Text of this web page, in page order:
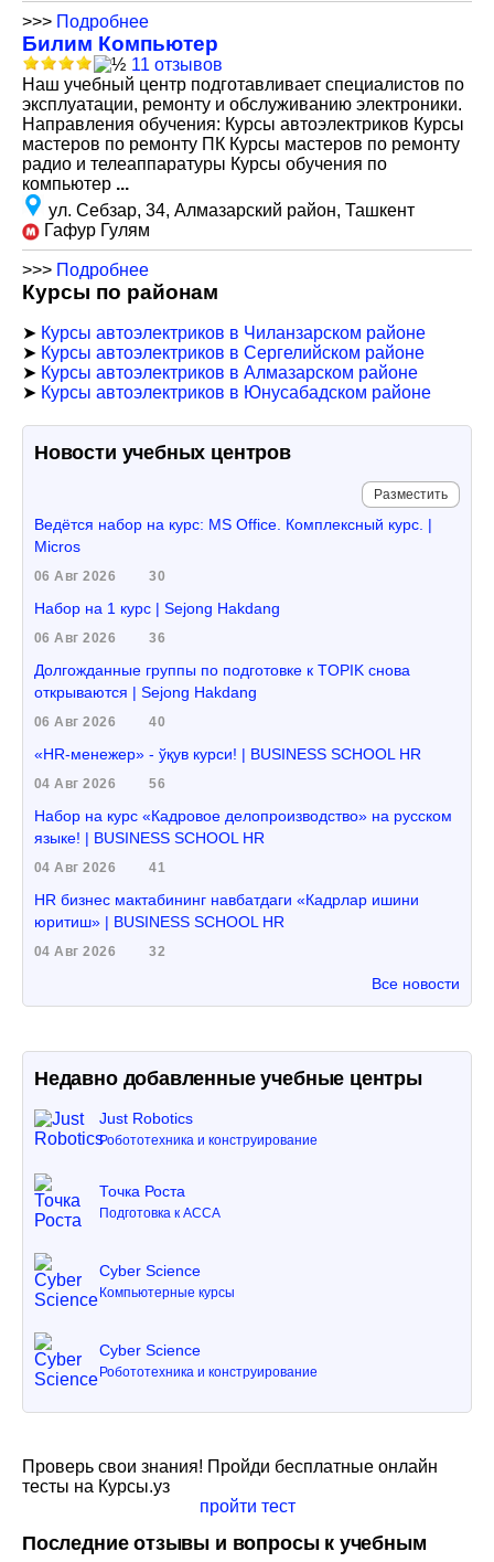
>>> Подробнее
Билим Компьютер
11 отзывов
Наш учебный центр подготавливает специалистов по
эксплуатации, ремонту и обслуживанию электроники.
Направления обучения: Курсы автоэлектриков Курсы
мастеров по ремонту ПК Курсы мастеров по ремонту
радио и телеаппаратуры Курсы обучения по
компьютер ...
ул. Себзар, 34, Алмазарский район, Ташкент
Гафур Гулям
>>> Подробнее
Курсы по районам
➤ Курсы автоэлектриков в Чиланзарском районе
➤ Курсы автоэлектриков в Сергелийском районе
➤ Курсы автоэлектриков в Алмазарском районе
➤ Курсы автоэлектриков в Юнусабадском районе
Новости учебных центров
Разместить
Ведётся набор на курс: MS Office. Комплексный курс. |
Micros
06 Авг 2026 30
Набор на 1 курс | Sejong Hakdang
06 Авг 2026 36
Долгожданные группы по подготовке к TOPIK снова
открываются | Sejong Hakdang
06 Авг 2026 40
«HR-менежер» - ўқув курси! | BUSINESS SCHOOL HR
04 Авг 2026 56
Набор на курс «Кадровое делопроизводство» на русском
языке! | BUSINESS SCHOOL HR
04 Авг 2026 41
HR бизнес мактабининг навбатдаги «Кадрлар ишини
юритиш» | BUSINESS SCHOOL HR
04 Авг 2026 32
Все новости
Недавно добавленные учебные центры
Just Robotics
Робототехника и конструирование
Точка Роста
Подготовка к ACCA
Cyber Science
Компьютерные курсы
Cyber Science
Робототехника и конструирование
Проверь свои знания! Пройди бесплатные онлайн
тесты на Курсы.уз
пройти тест
Последние отзывы и вопросы к учебным